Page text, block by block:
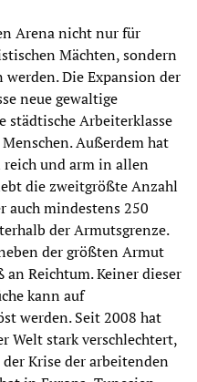
Arena nicht nur für
Mächten, sondern
Die Expansion der
neue gewaltige
Arbeiterklasse
Außerdem hat
reich und arm in allen
die zweitgrößte Anzahl
auch mindestens 250
der Armutsgrenze.
der größten Armut
Reichtum. Keiner dieser
kann auf
werden. Seit 2008 hat
Welt stark verschlechtert,
Krise der arbeitenden